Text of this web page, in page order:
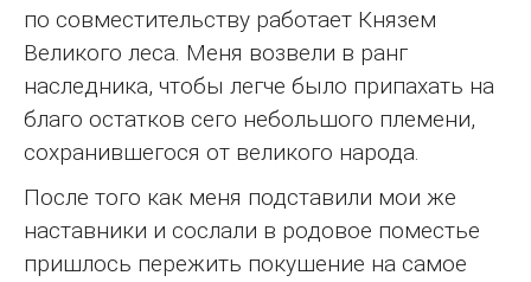
по совместительству работает Князем
Великого леса. Меня возвели в ранг
наследника, чтобы легче было припахать на
благо остатков сего небольшого племени,
сохранившегося от великого народа.
После того как меня подставили мои же
наставники и сослали в родовое поместье
пришлось пережить покушение на самое